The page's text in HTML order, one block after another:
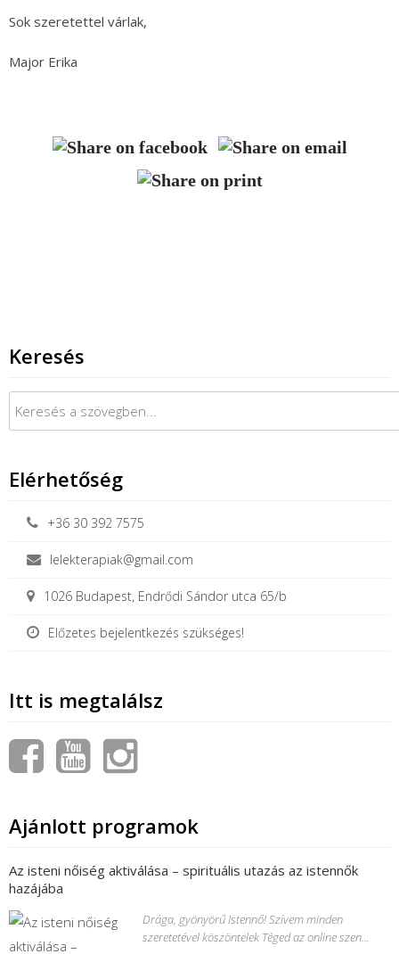
Sok szeretettel várlak,
Major Erika
Keresés
Keresés:
Elérhetőség
+36 30 392 7575
lelekterapiak@gmail.com
1026 Budapest, Endrődi Sándor utca 65/b
Előzetes bejelentkezés szükséges!
Itt is megtalálsz
Ajánlott programok
Az isteni nőiség aktiválása – spirituális utazás az istennők
hazájába
Drága, gyönyörű Istennő! Szívem minden
szeretetével köszöntelek Téged az online szen...